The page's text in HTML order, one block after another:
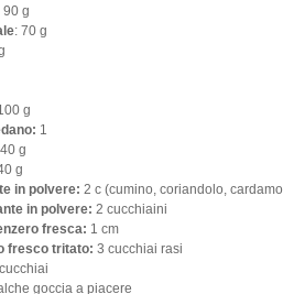
90 g
: 70 g
g
1
40 g
g
in polvere: 2 c (cumino, coriandolo,
in polvere: 2 cucchiaini
fresca: 1 cm
fresco tritato: 3 cucchiai rasi
goccia a piacere